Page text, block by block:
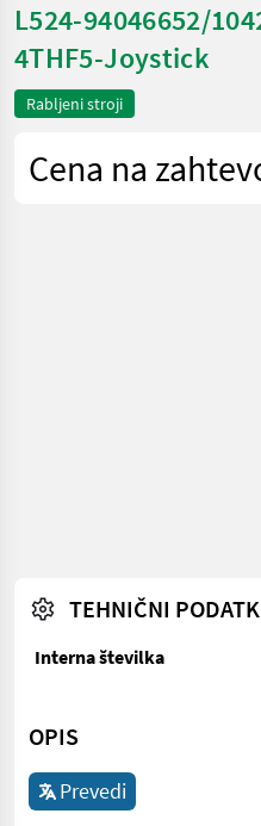
L524-94046652/
4THF5-Joystick
Rabljeni stroji
Cena na
TEHNIČNI
Interna številka
OPIS
Prevedi